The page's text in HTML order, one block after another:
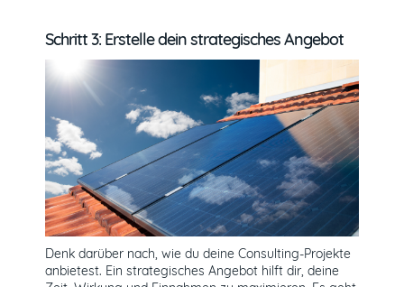
Schritt 3: Erstelle dein strategisches Angebot
Denk darüber nach, wie du deine Consulting-Projekte
anbietest. Ein strategisches Angebot hilft dir, deine